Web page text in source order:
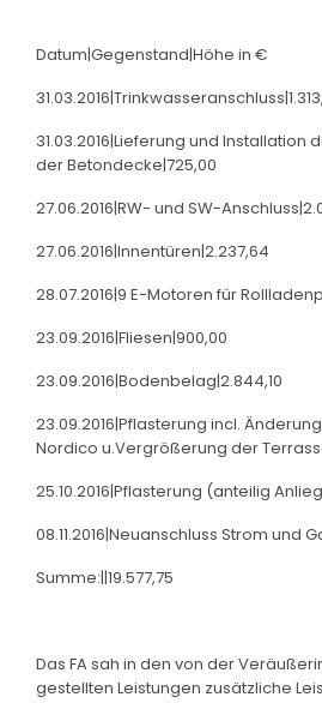
Datum|Gegenstand|Höhe in €
31.03.2016|Lieferung und Installation
der Betondecke|725,00
27.06.2016|RW- und SW-
27.06.2016|Innentüren|2.237,64
28.07.2016|9 E-Motoren für
23.09.2016|Fliesen|900,00
23.09.2016|Bodenbelag|2.844,10
23.09.2016|Pflasterung incl.
Nordico u.Vergrößerung der
25.10.2016|Pflasterung (anteilig
08.11.2016|Neuanschluss Strom und
Summe:||19.577,75
Das FA sah in den von der
gestellten Leistungen zusätzliche